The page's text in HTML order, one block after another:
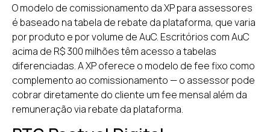
O modelo de comissionamento da XP para assessores
é baseado na tabela de rebate da plataforma, que varia
por produto e por volume de AuC. Escritórios com AuC
acima de R$ 300 milhões têm acesso a tabelas
diferenciadas. A XP oferece o modelo de fee fixo como
complemento ao comissionamento — o assessor pode
cobrar diretamente do cliente um fee mensal além da
remuneração via rebate da plataforma.